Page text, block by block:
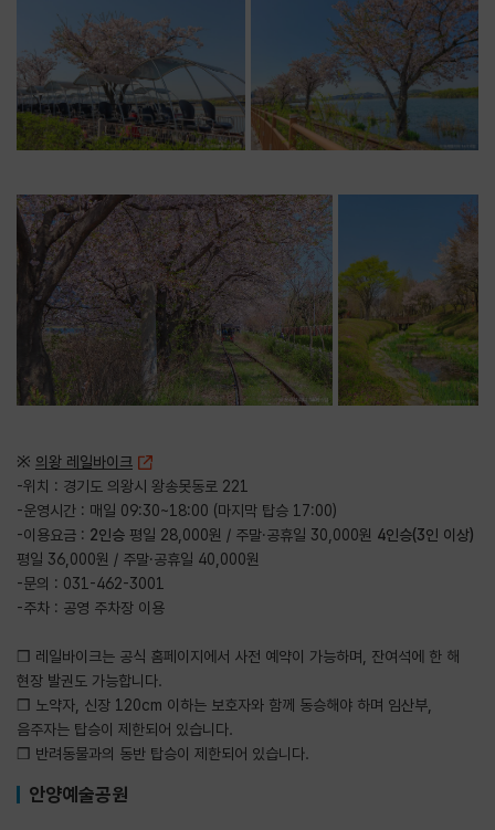
※ 의왕 레일바이크
-위치 : 경기도 의왕시 왕송못동로 221
-운영시간 : 매일 09:30~18:00 (마지막 탑승 17:00)
-이용요금 : 2인승 평일 28,000원 / 주말·공휴일 30,000원 4인승(3인 이상)
평일 36,000원 / 주말·공휴일 40,000원
-문의 : 031-462-3001
-주차 : 공영 주차장 이용
❒ 레일바이크는 공식 홈페이지에서 사전 예약이 가능하며, 잔여석에 한 해
현장 발권도 가능합니다.
❒ 노약자, 신장 120cm 이하는 보호자와 함께 동승해야 하며 임산부,
음주자는 탑승이 제한되어 있습니다.
❒ 반려동물과의 동반 탑승이 제한되어 있습니다.
안양예술공원